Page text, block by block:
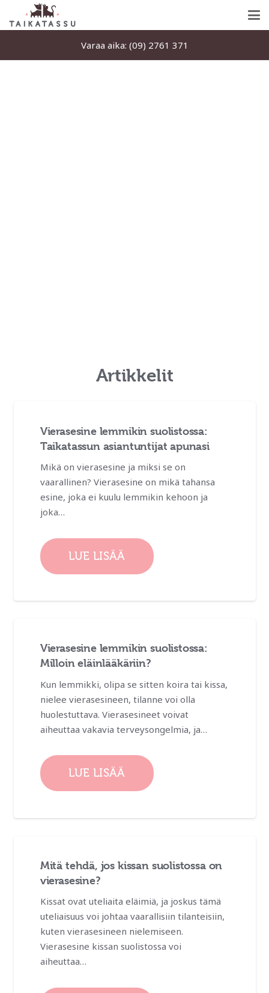
Varaa aika: (09) 2761 371
Artikkelit
Vierasesine lemmikin suolistossa:
Taikatassun asiantuntijat apunasi
Mikä on vierasesine ja miksi se on
vaarallinen? Vierasesine on mikä tahansa
esine, joka ei kuulu lemmikin kehoon ja
joka…
LUE LISÄÄ
Vierasesine lemmikin suolistossa:
Milloin eläinlääkäriin?
Kun lemmikki, olipa se sitten koira tai kissa,
nielee vierasesineen, tilanne voi olla
huolestuttava. Vierasesineet voivat
aiheuttaa vakavia terveysongelmia, ja…
LUE LISÄÄ
Mitä tehdä, jos kissan suolistossa on
vierasesine?
Kissat ovat uteliaita eläimiä, ja joskus tämä
uteliaisuus voi johtaa vaarallisiin tilanteisiin,
kuten vierasesineen nielemiseen.
Vierasesine kissan suolistossa voi
aiheuttaa…